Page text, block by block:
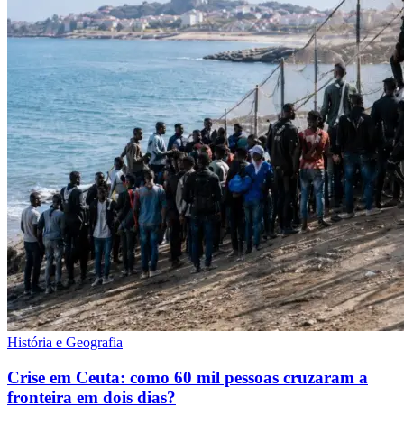
História e Geografia
Crise em Ceuta: como 60 mil pessoas cruzaram a
fronteira em dois dias?